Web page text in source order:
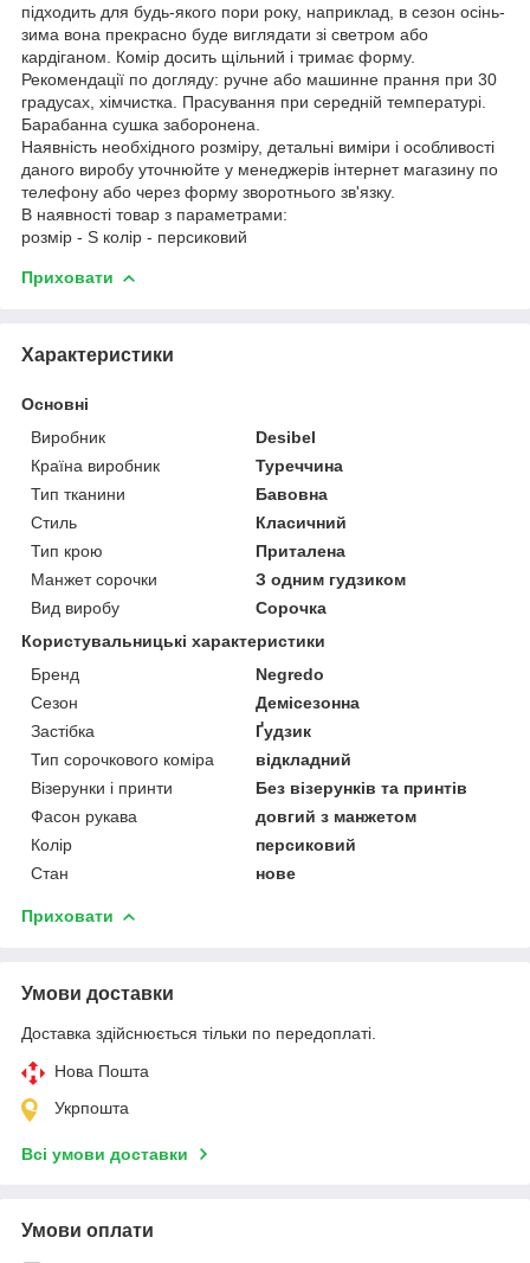
підходить для будь-якого пори року, наприклад, в сезон осінь-
зима вона прекрасно буде виглядати зі светром або
кардіганом. Комір досить щільний і тримає форму.
Рекомендації по догляду: ручне або машинне прання при 30
градусах, хімчистка. Прасування при середній температурі.
Барабанна сушка заборонена.
Наявність необхідного розміру, детальні виміри і особливості
даного виробу уточнюйте у менеджерів інтернет магазину по
телефону або через форму зворотнього зв'язку.
В наявності товар з параметрами:
розмір - S колір - персиковий
Приховати
Характеристики
Основні
Виробник
Desibel
Країна виробник
Туреччина
Тип тканини
Бавовна
Стиль
Класичний
Тип крою
Приталена
Манжет сорочки
З одним гудзиком
Вид виробу
Сорочка
Користувальницькі характеристики
Бренд
Negredo
Сезон
Демісезонна
Застібка
Ґудзик
Тип сорочкового коміра
відкладний
Візерунки і принти
Без візерунків та принтів
Фасон рукава
довгий з манжетом
Колір
персиковий
Стан
нове
Приховати
Умови доставки
Доставка здійснюється тільки по передоплаті.
Нова Пошта
Укрпошта
Всі умови доставки
Умови оплати